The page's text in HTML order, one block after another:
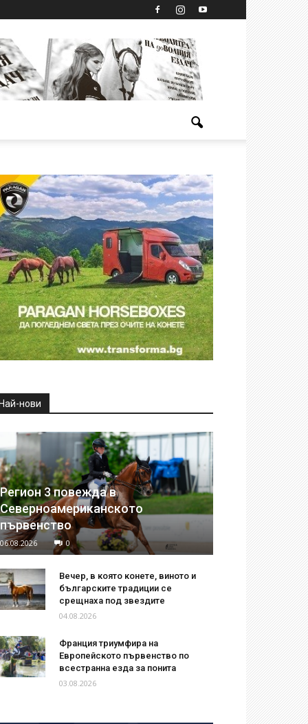
нови
Регион 3 повежда в
Северноамериканското
първенство
06.08.2026 0
Вечер, в която конете, виното и
българските традиции се
срещнаха под звездите
04.08.2026
Франция триумфира на
Европейското първенство по
всестранна езда за понита
03.08.2026